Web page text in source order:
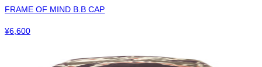
FRAME OF MIND B.B CAP
¥6,600